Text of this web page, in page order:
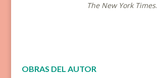
The New York Times.
OBRAS DEL AUTOR